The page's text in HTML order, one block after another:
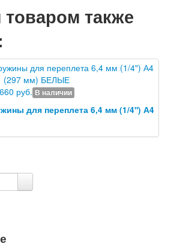
также
660 руб. В наличии
для переплета 6,4 мм (1/4") А4